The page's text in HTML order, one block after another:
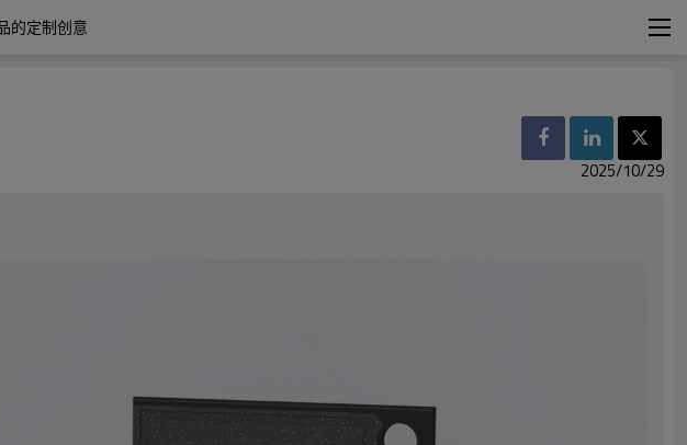
的定制创意
2025/10/29